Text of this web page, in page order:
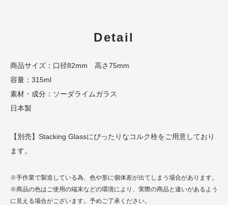
Detail
商品サイズ：口径82mm 高さ75mm
容量：315ml
素材・成分：ソーダライムガラス
日本製
【別売】Stacking Glassにぴったりなコルク栓をご用意しており
ます。
※手作業で製造している為、色や形に個体差が出てしまう場合があります。
※商品の色はご使用の端末などの環境により、実際の商品と違いがあるよう
に見える場合がございます。予めご了承ください。